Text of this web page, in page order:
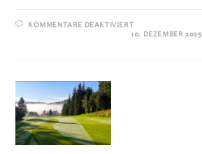
KOMMENTARE DEAKTIVIERTFÜR
VILAMOURA
10. DEZEMBER 2025